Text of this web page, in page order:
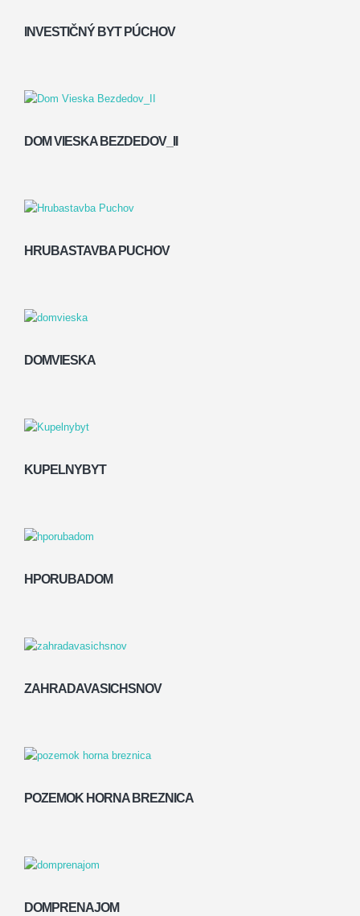
INVESTIČNÝ BYT PÚCHOV
DOM VIESKA BEZDEDOV_II
HRUBASTAVBA PUCHOV
DOMVIESKA
KUPELNYBYT
HPORUBADOM
ZAHRADAVASICHSNOV
POZEMOK HORNA BREZNICA
DOMPRENAJOM